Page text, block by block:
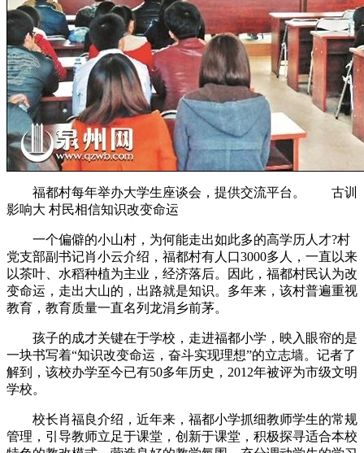
福都村每年举办大学生座谈会，提供交流平台。 古训
影响大 村民相信知识改变命运
一个偏僻的小山村，为何能走出如此多的高学历人才?村
党支部副书记肖小云介绍，福都村有人口3000多人，一直以来
以茶叶、水稻种植为主业，经济落后。因此，福都村民认为改
变命运，走出大山的，出路就是知识。多年来，该村普遍重视
教育，教育质量一直名列龙涓乡前茅。
孩子的成才关键在于学校，走进福都小学，映入眼帘的是
一块书写着“知识改变命运，奋斗实现理想”的立志墙。记者了
解到，该校办学至今已有50多年历史，2012年被评为市级文明
学校。
校长肖福良介绍，近年来，福都小学抓细教师学生的常规
管理，引导教师立足于课堂，创新于课堂，积极探寻适合本校